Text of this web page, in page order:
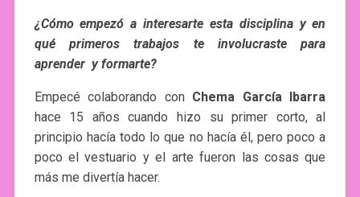
¿Cómo empezó a interesarte esta disciplina y en
qué primeros trabajos te involucraste para
aprender y formarte?
Empecé colaborando con Chema García Ibarra
hace 15 años cuando hizo su primer corto, al
principio hacía todo lo que no hacía él, pero poco a
poco el vestuario y el arte fueron las cosas que
más me divertía hacer.